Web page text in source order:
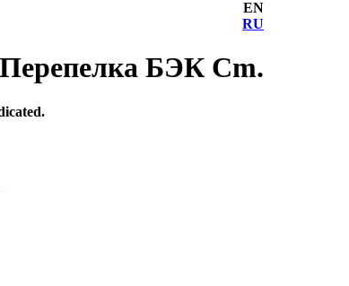
EN
RU
БЭК Cm.